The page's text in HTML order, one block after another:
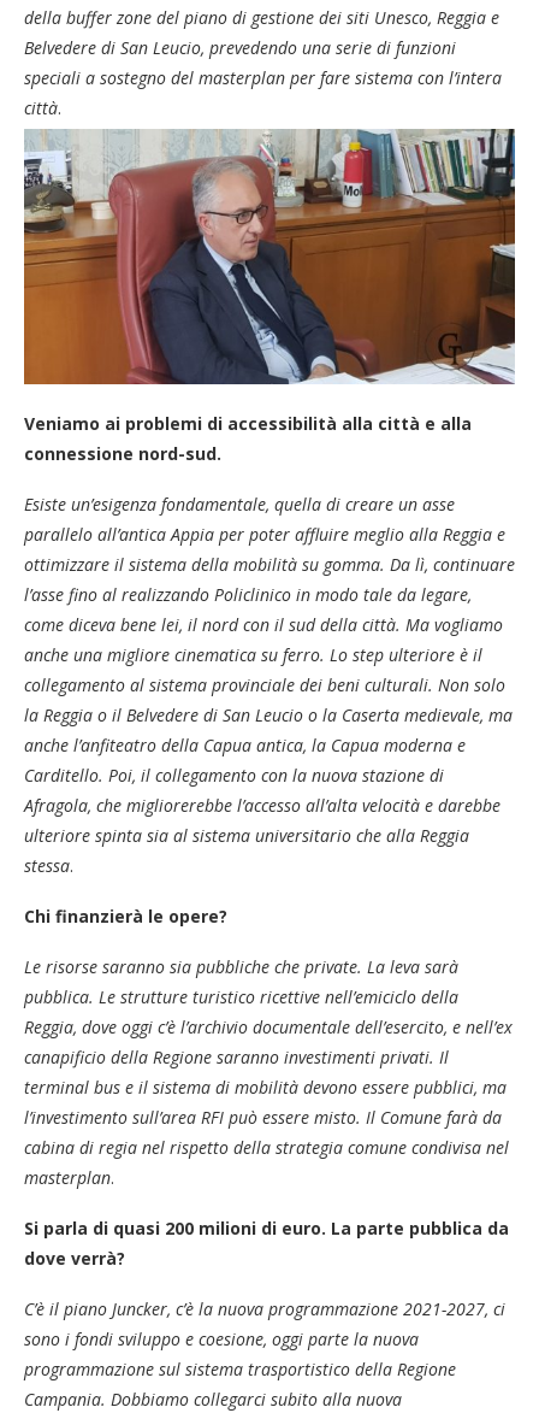
della buffer zone del piano di gestione dei siti Unesco, Reggia e
Belvedere di San Leucio, prevedendo una serie di funzioni
speciali a sostegno del masterplan per fare sistema con l’intera
città.
Veniamo ai problemi di accessibilità alla città e alla
connessione nord-sud.
Esiste un’esigenza fondamentale, quella di creare un asse
parallelo all’antica Appia per poter affluire meglio alla Reggia e
ottimizzare il sistema della mobilità su gomma. Da lì, continuare
l’asse fino al realizzando Policlinico in modo tale da legare,
come diceva bene lei, il nord con il sud della città. Ma vogliamo
anche una migliore cinematica su ferro. Lo step ulteriore è il
collegamento al sistema provinciale dei beni culturali. Non solo
la Reggia o il Belvedere di San Leucio o la Caserta medievale, ma
anche l’anfiteatro della Capua antica, la Capua moderna e
Carditello. Poi, il collegamento con la nuova stazione di
Afragola, che migliorerebbe l’accesso all’alta velocità e darebbe
ulteriore spinta sia al sistema universitario che alla Reggia
stessa.
Chi finanzierà le opere?
Le risorse saranno sia pubbliche che private. La leva sarà
pubblica. Le strutture turistico ricettive nell’emiciclo della
Reggia, dove oggi c’è l’archivio documentale dell’esercito, e nell’ex
canapificio della Regione saranno investimenti privati. Il
terminal bus e il sistema di mobilità devono essere pubblici, ma
l’investimento sull’area RFI può essere misto. Il Comune farà da
cabina di regia nel rispetto della strategia comune condivisa nel
masterplan.
Si parla di quasi 200 milioni di euro. La parte pubblica da
dove verrà?
C’è il piano Juncker, c’è la nuova programmazione 2021-2027, ci
sono i fondi sviluppo e coesione, oggi parte la nuova
programmazione sul sistema trasportistico della Regione
Campania. Dobbiamo collegarci subito alla nuova